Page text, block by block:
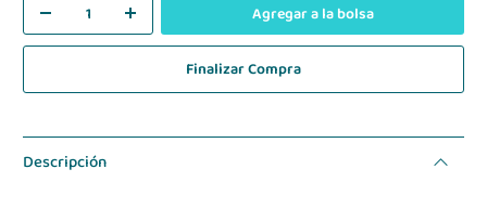
Agregar a la bolsa
Finalizar Compra
Descripción